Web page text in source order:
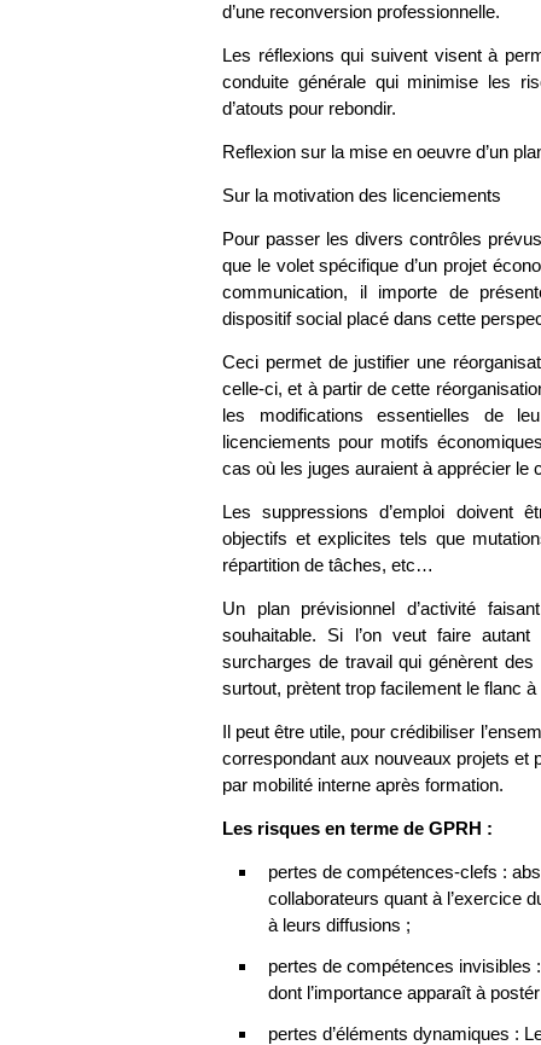
d’une reconversion professionnelle.
Les réflexions qui suivent visent à
conduite générale qui minimise les
d’atouts pour rebondir.
Reflexion sur la mise en oeuvre d’un
Sur la motivation des licenciements
Pour passer les divers contrôles
que le volet spécifique d’un projet
communication, il importe de
dispositif social placé dans cette
Ceci permet de justifier une
celle-ci, et à partir de cette
les modifications essentielles de
licenciements pour motifs
cas où les juges auraient à apprécier le
Les suppressions d’emploi doivent
objectifs et explicites tels que
répartition de tâches, etc…
Un plan prévisionnel d’activité
souhaitable. Si l’on veut faire
surcharges de travail qui génèrent des
surtout, prètent trop facilement le flanc
Il peut être utile, pour crédibiliser
correspondant aux nouveaux projets et
par mobilité interne après formation.
Les risques en terme de GPRH :
pertes de compétences-clefs :
collaborateurs quant à l’exercice
à leurs diffusions ;
pertes de compétences invisibles
dont l’importance apparaît à
pertes d’éléments dynamiques :